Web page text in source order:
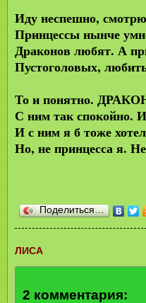
Иду неспешно,
Принцессы нынче
Драконов любят. А
Пустоголовых,
То и понятно.
С ним так спокойно.
И с ним я б тоже
Но, не принцесса я.
Поделиться…
ЛИСА
2 комментария: